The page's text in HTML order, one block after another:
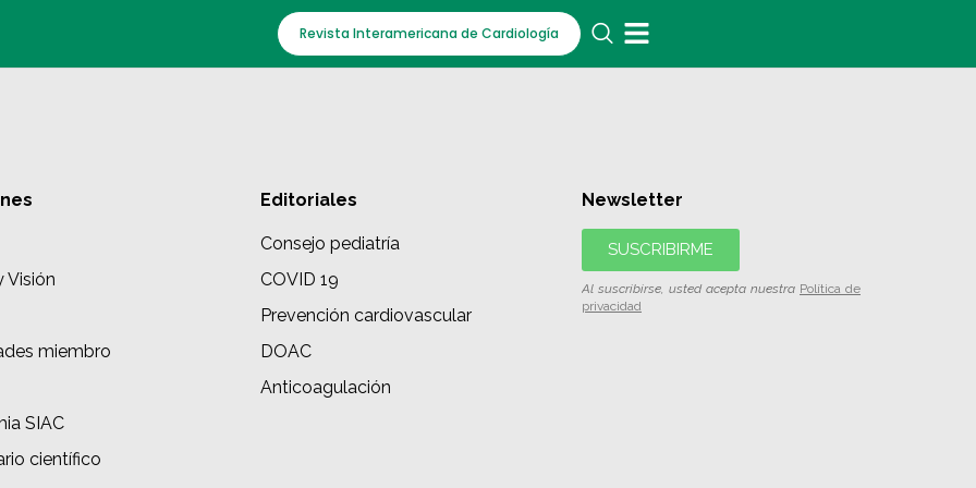
Revista Interamericana de Cardiología
Visión
miembro
SIAC
científico
Editoriales
Consejo pediatría
COVID 19
Prevención cardiovascular
DOAC
Anticoagulación
Newsletter
SUSCRIBIRME
Al suscribirse, usted acepta nuestra Política de
privacidad